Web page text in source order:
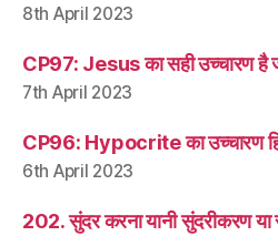
8th April 2023
CP97: Jesus का सही उच्चारण है
7th April 2023
CP96: Hypocrite का उच्चारण
6th April 2023
202. सुंदर करना यानी सुंदरीकरण या